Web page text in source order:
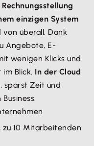
einzigen System
überall. Dank
Angebote, E-
wenigen Klicks und
Blick. In der Cloud
, sparst Zeit und
10 Mitarbeitenden